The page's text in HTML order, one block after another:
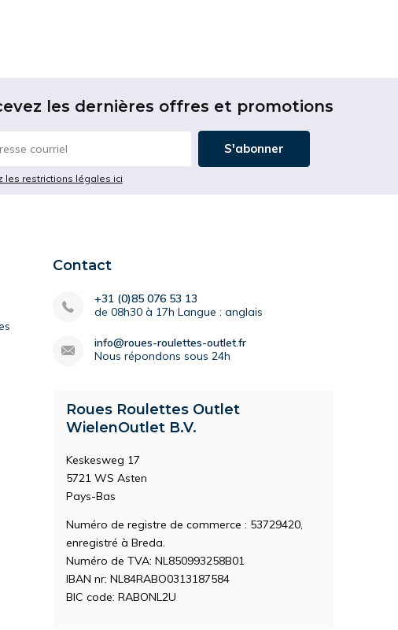
pour protéger les oreilles et l'ouïecontre divers types
Tous les protège-oreilles portent un indice
le niveau de protection standard offert, reconnu par
protecteur auditif garantit la
à prévenir le développement de problèmes
et les travaux de démolition, vous devez
les dernières offres et promotions
S'abonner
les restrictions légales ici
Contact
+31 (0)85 076 53 13
de 08h30 à 17h Langue : anglais
info@roues-roulettes-outlet.fr
Nous répondons sous 24h
Roues Roulettes Outlet
WielenOutlet B.V.
Keskesweg 17
5721 WS Asten
Pays-Bas
Numéro de registre de commerce : 53729420,
enregistré à Breda.
Numéro de TVA: NL850993258B01
IBAN nr: NL84RABO0313187584
BIC code: RABONL2U